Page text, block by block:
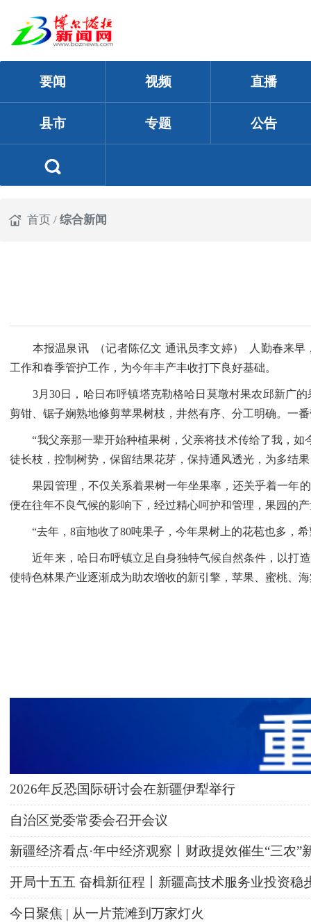
要闻 视频 直播
县市 专题 公告
首页/综合新闻
本报温泉讯 （记者陈亿文 通讯员李文婷） 人勤春来早
工作和春季管护工作，为今年丰产丰收打下良好基础。
3月30日，哈日布呼镇塔克勒格哈日莫墩村果农邱新广的
剪钳、锯子娴熟地修剪苹果树枝，井然有序、分工明确。一
“我父亲那一辈开始种植果树，父亲将技术传给了我，如
徒长枝，控制树势，保留结果花芽，保持通风透光，为多结
果园管理，不仅关系着果树一年坐果率，还关乎着一年的
便在往年不良气候的影响下，经过精心呵护和管理，果园的
“去年，8亩地收了80吨果子，今年果树上的花苞也多，希
近年来，哈日布呼镇立足自身独特气候自然条件，以打造
使特色林果产业逐渐成为助农增收的新引擎，苹果、蜜桃、
2026年反恐国际研讨会在新疆伊犁举行
自治区党委常委会召开会议
新疆经济看点·年中经济观察丨财政提效催生“三农”
开局十五五 奋楫新征程丨新疆高技术服务业投资稳
今日聚焦 | 从一片荒滩到万家灯火